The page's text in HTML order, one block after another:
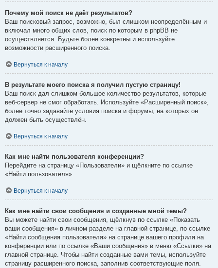
Почему мой поиск не даёт результатов?
Ваш поисковый запрос, возможно, был слишком неопределённым и
включал много общих слов, поиск по которым в phpBB не
осуществляется. Будьте более конкретны и используйте
возможности расширенного поиска.
Вернуться к началу
В результате моего поиска я получил пустую страницу!
Ваш поиск дал слишком большое количество результатов, которые
веб-сервер не смог обработать. Используйте «Расширенный поиск»,
более точно задавайте условия поиска и форумы, на которых он
должен быть осуществлён.
Вернуться к началу
Как мне найти пользователя конференции?
Перейдите на страницу «Пользователи» и щёлкните по ссылке
«Найти пользователя».
Вернуться к началу
Как мне найти свои сообщения и созданные мной темы?
Вы можете найти свои сообщения, щёлкнув по ссылке «Показать
ваши сообщения» в личном разделе на главной странице, по ссылке
«Найти сообщения пользователя» на странице вашего профиля на
конференции или по ссылке «Ваши сообщения» в меню «Ссылки» на
главной странице. Чтобы найти созданные вами темы, используйте
страницу расширенного поиска, заполнив соответствующие поля.